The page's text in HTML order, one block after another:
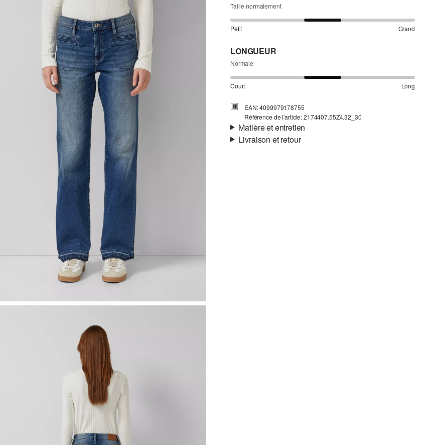
Taille normalement
Petit Grand
LONGUEUR
Normale
Court Long
EAN: 4099979178755
Référence de l'article: 2174407.55Z4.32_30
Matière et entretien
Livraison et retour